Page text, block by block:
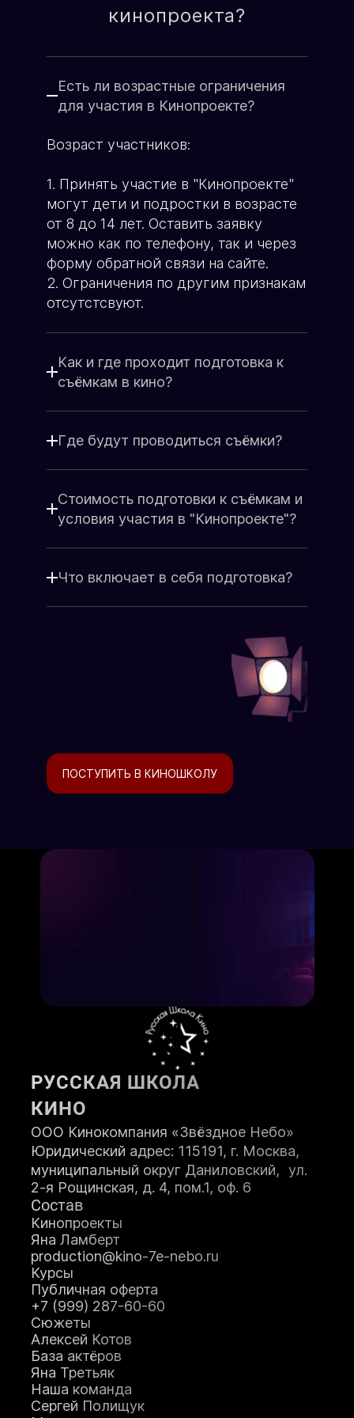
Генеральный продюсер
ХОЧУ УЧАСТВОВАТЬ
Имя родителя:
Возраст ребёнка:
ЗАПИСЬ В КИНОПРОЕКТ
Пример текста...
Я принимаю Положениеи даю
Согласиена обработку персональных
данных.
Я соглашаюсь с условиямиОферты.
кинопроекта?
Есть ли возрастные ограничения
для участия в Кинопроекте?
Возраст участников:
1. Принять участие в "Кинопроекте"
могут дети и подростки в возрасте
от 8 до 14 лет. Оставить заявку
можно как по телефону, так и через
форму обратной связи на сайте.
2. Ограничения по другим признакам
отсутстсвуют.
Как и где проходит подготовка к
съёмкам в кино?
Где будут проводиться съёмки?
Стоимость подготовки к съёмкам и
условия участия в "Кинопроекте"?
Что включает в себя подготовка?
ПОСТУПИТЬ В КИНОШКОЛУ
РУССКАЯ ШКОЛА
КИНО
ООО Кинокомпания «Звёздное Небо»
Юридический адрес: 115191, г. Москва,
муниципальный округ Даниловский, ул.
2-я Рощинская, д. 4, пом.1, оф. 6
Состав
Кинопроекты
Яна Ламберт
production@kino-7e-nebo.ru
Курсы
Публичная оферта
+7 (999) 287-60-60
Сюжеты
Алексей Котов
База актёров
Яна Третьяк
Наша команда
Сергей Полищук